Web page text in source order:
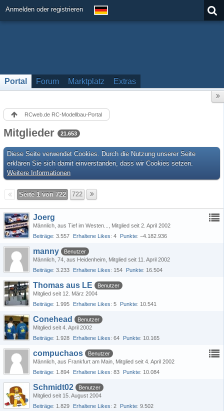
Anmelden oder registrieren
Portal Forum Marktplatz Extras
RCweb.de RC-Modellbau-Portal
Mitglieder 21.653
Diese Seite verwendet Cookies. Durch die Nutzung unserer Seite
erklären Sie sich damit einverstanden, dass wir Cookies setzen.
Weitere Informationen
Seite 1 von 722 722
Joerg
Männlich aus Tief im Westen...
Mitglied seit 2. April 2002
Beiträge 3.557 Erhaltene Likes 4 Punkte −4.182.936
manny
Benutzer
Männlich 74 aus Heidenheim Mitglied seit 11. April 2002
Beiträge 3.233 Erhaltene Likes 154 Punkte 16.504
Thomas aus LE
Benutzer
Mitglied seit 12. März 2004
Beiträge 1.995 Erhaltene Likes 5 Punkte 10.541
Conehead
Benutzer
Mitglied seit 4. April 2002
Beiträge 1.928 Erhaltene Likes 64 Punkte 10.165
compuchaos
Benutzer
Männlich aus Frankfurt am Main Mitglied seit 4. April 2002
Beiträge 1.894 Erhaltene Likes 83 Punkte 10.084
Schmidt02
Benutzer
Mitglied seit 15. August 2004
Beiträge 1.829 Erhaltene Likes 2 Punkte 9.502